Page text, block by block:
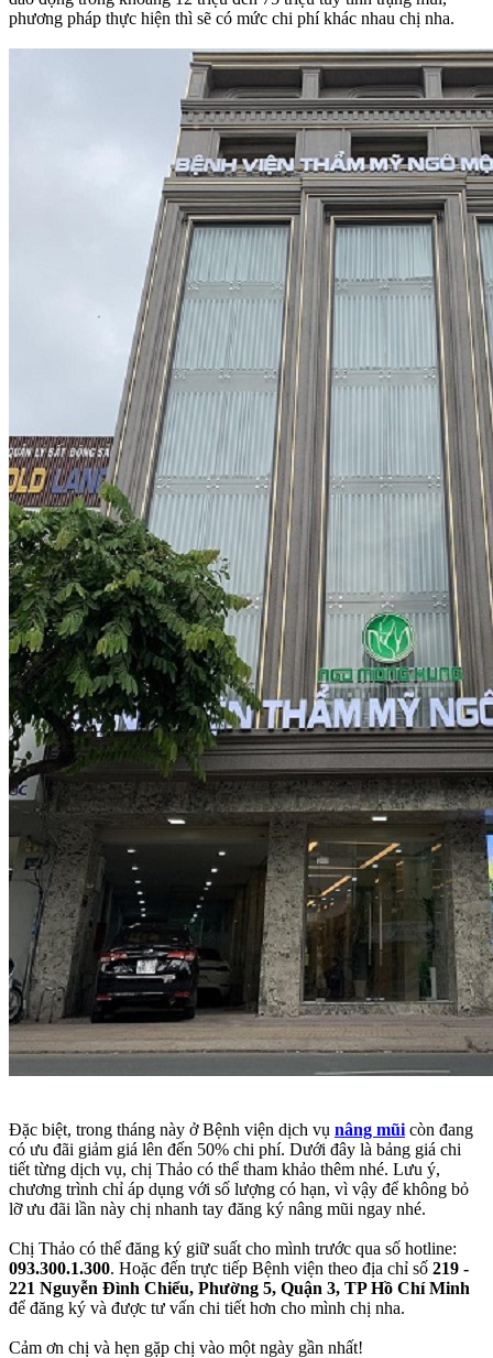
phương pháp thực hiện thì sẽ có mức chi phí khác nhau chị nha.
Đặc biệt, trong tháng này ở Bệnh viện dịch vụ nâng mũi còn đang
có ưu đãi giảm giá lên đến 50% chi phí. Dưới đây là bảng giá chi
tiết từng dịch vụ, chị Thảo có thể tham khảo thêm nhé. Lưu ý,
chương trình chỉ áp dụng với số lượng có hạn, vì vậy để không bỏ
lỡ ưu đãi lần này chị nhanh tay đăng ký nâng mũi ngay nhé.
Chị Thảo có thể đăng ký giữ suất cho mình trước qua số hotline:
093.300.1.300. Hoặc đến trực tiếp Bệnh viện theo địa chỉ số 219 -
221 Nguyễn Đình Chiểu, Phường 5, Quận 3, TP Hồ Chí Minh
để đăng ký và được tư vấn chi tiết hơn cho mình chị nha.
Cảm ơn chị và hẹn gặp chị vào một ngày gần nhất!